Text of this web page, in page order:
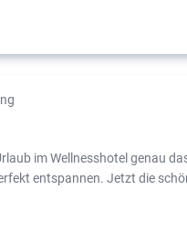
im Wellnesshotel genau
entspannen. Jetzt die